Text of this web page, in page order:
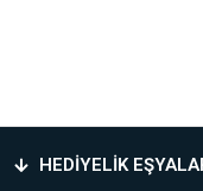
HEDIYELIK